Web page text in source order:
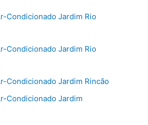
Condicionado Jardim Rio
Condicionado Jardim Rio
Condicionado Jardim Rincão
Condicionado Jardim